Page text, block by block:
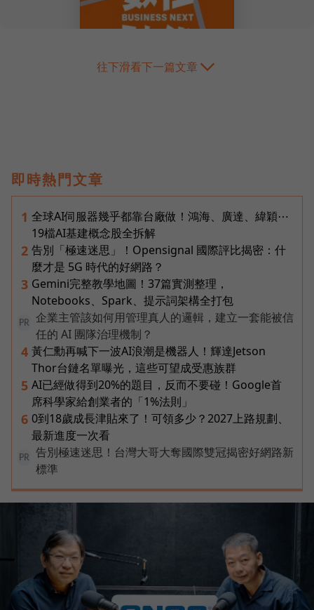
往下滑看下一篇文章
即時熱門文章
1 全球AI伺服器幾乎都靠台廠做！鴻海、廣達、緯穎⋯
19檔AI基建概念股全拆解
2 告別「極速迷思」！Opensignal 國際評比揭密：什
麼才是 5G 時代的好網路？
3 Gemini完整教學地圖！37篇實測整理，
Notebooks、Spark、提示詞架構全打包
PR
企業主管該如何用管理真人的邏輯，建立一套能被信
任的 AI 團隊治理機制？
4 黃仁勳再喊下一波AI浪潮是機器人！輝達Jetson
Thor台鏈名單曝光，這些可望成受惠族群
5 AI已經做得到20%的題目，反而不要碰！Google首
席科學家給創業者的「1%法則」
6 0到18歲成長津貼來了！可領多少？2027上路規劃、
最新進度一次看
PR
告別極速迷思！台灣大哥大奪國際雙冠揭密好網路新
標準